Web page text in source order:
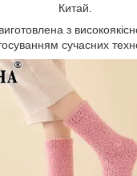
Китай.
з
сучасних